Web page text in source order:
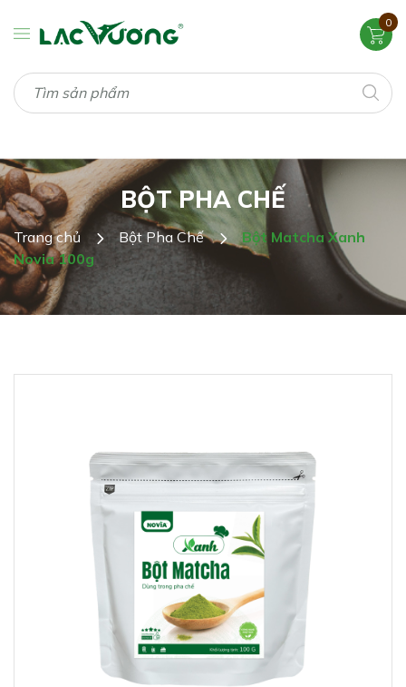
0
BỘT PHA CHẾ
Trang chủ Bột Pha Chế
Bột Matcha Xanh
Novia 100g